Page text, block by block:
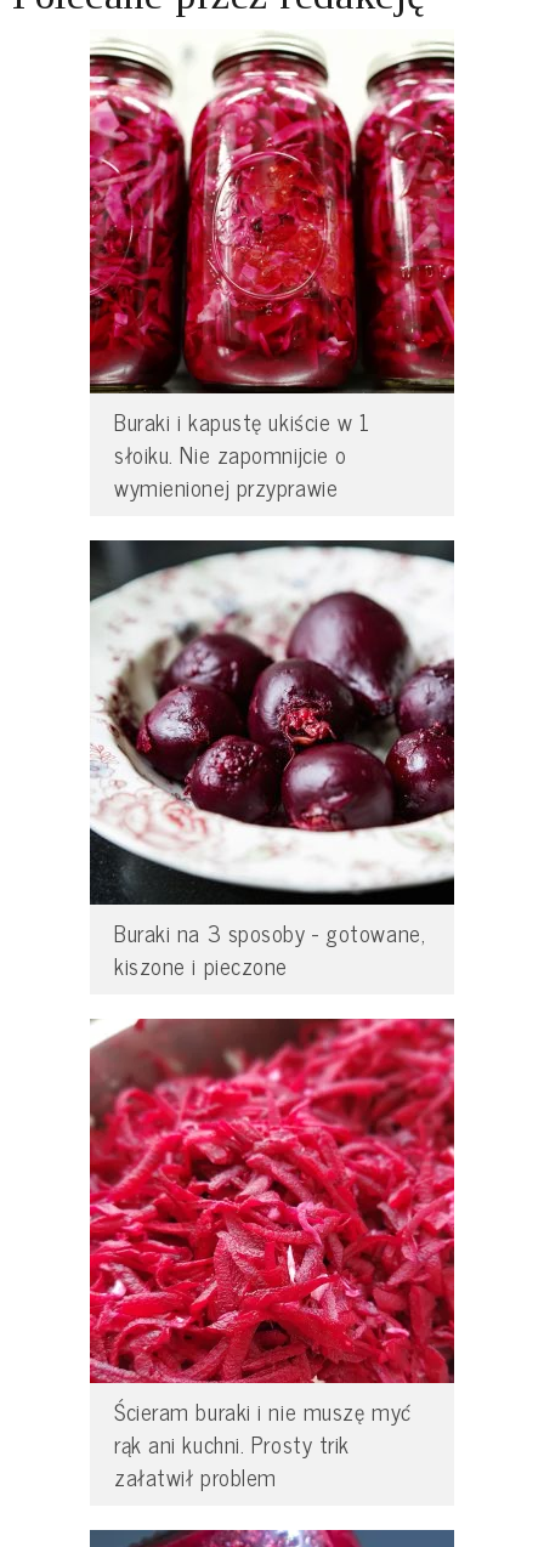
Buraki i kapustę ukiście w 1
słoiku. Nie zapomnijcie o
wymienionej przyprawie
Buraki na 3 sposoby - gotowane,
kiszone i pieczone
Ścieram buraki i nie muszę myć
rąk ani kuchni. Prosty trik
załatwił problem